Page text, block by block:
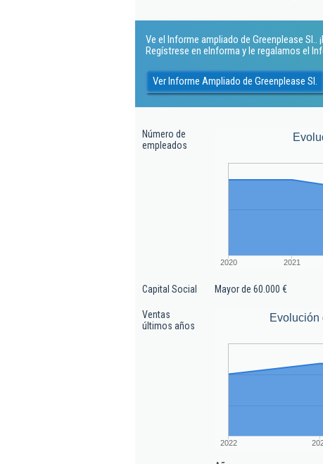
Ve el Informe ampliado de Greenplease Sl..
Regístrese en eInforma y le regalamos el
Ver Informe Ampliado de Greenplease Sl.
Número de
empleados
2020 2021
Capital Social Mayor de 60.000 €
Ventas
últimos años
Evolución
2022